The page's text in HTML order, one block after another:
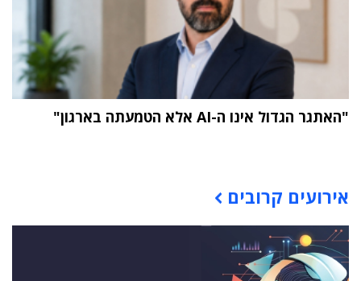
"האתגר הגדול אינו ה-AI אלא הטמעתה בארגון"
אירועים קרובים